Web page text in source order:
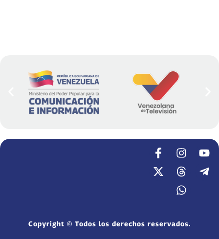
Copyright © Todos los derechos reservados.